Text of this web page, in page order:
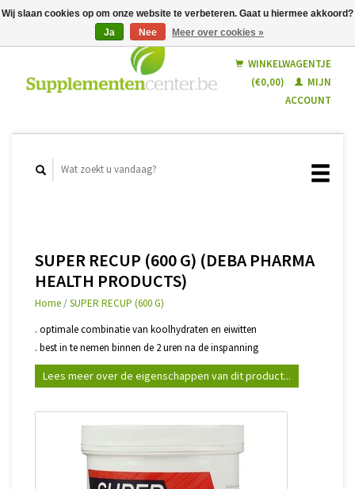
Nederlands
WINKELWAGENTJE
(€0,00)
MIJN
ACCOUNT
SUPER RECUP (600 G) (DEBA PHARMA
HEALTH PRODUCTS)
Home /SUPER RECUP (600 G)
. optimale combinatie van koolhydraten en eiwitten
. best in te nemen binnen de 2 uren na de inspanning
Lees meer over de eigenschappen van dit product...
Wij slaan cookies op om onze website te verbeteren. Gaat u hiermee akkoord?
Ja
Nee Meer over cookies »